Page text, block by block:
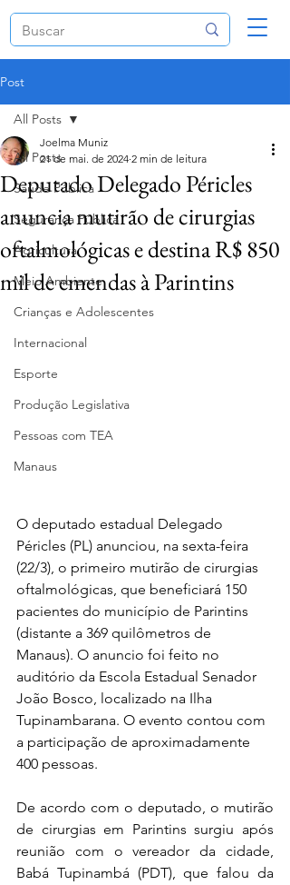
Post
All Posts
Saúde Pública
Segurança Pública
Agricultura
Meio Ambiente
Crianças e Adolescentes
Internacional
Esporte
Produção Legislativa
Pessoas com TEA
Manaus
All Posts
Deputado Delegado Péricles
anuncia mutirão de cirurgias
oftalmológicas e destina R$ 850
mil de emendas à Parintins
Joelma Muniz
21 de mai. de 2024 2 min de leitura
O deputado estadual Delegado
Péricles (PL) anunciou, na sexta-feira
(22/3), o primeiro mutirão de cirurgias
oftalmológicas, que beneficiará 150
pacientes do município de Parintins
(distante a 369 quilômetros de
Manaus). O anuncio foi feito no
auditório da Escola Estadual Senador
João Bosco, localizado na Ilha
Tupinambarana. O evento contou com
a participação de aproximadamente
400 pessoas.
De acordo com o deputado, o mutirão
de cirurgias em Parintins surgiu após
reunião com o vereador da cidade,
Babá Tupinambá (PDT), que falou da